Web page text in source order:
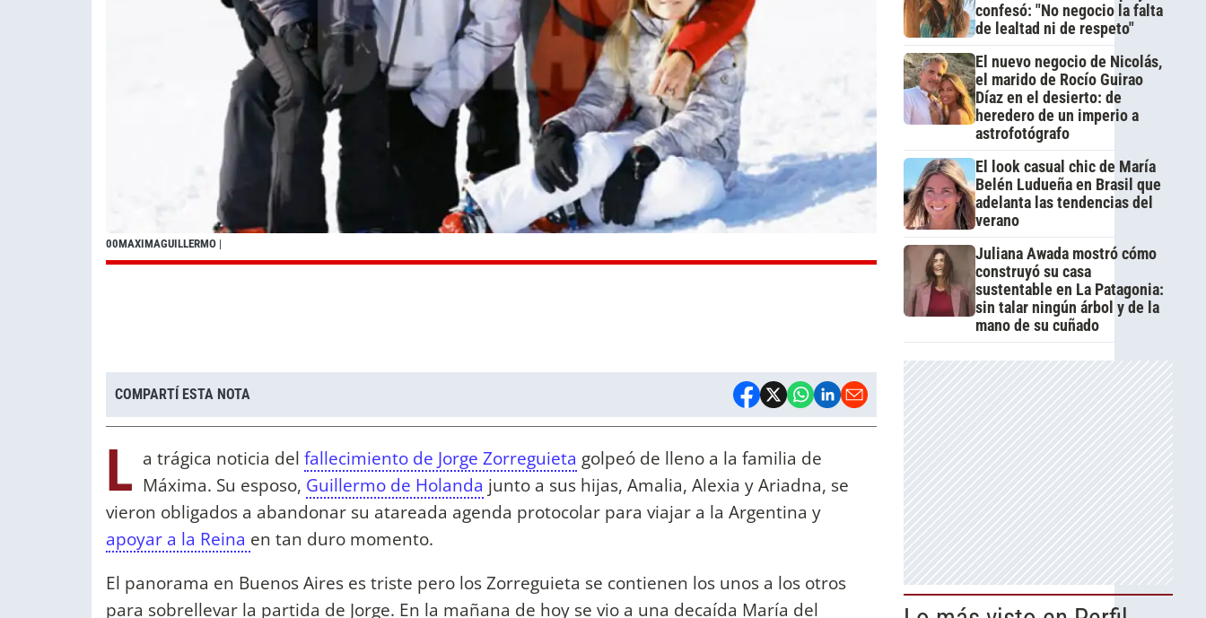
00MAXIMAGUILLERMO |
COMPARTÍ ESTA NOTA
L a trágica noticia del fallecimiento de Jorge Zorreguieta golpeó de lleno a la familia de
Máxima. Su esposo, Guillermo de Holanda junto a sus hijas, Amalia, Alexia y Ariadna, se
vieron obligados a abandonar su atareada agenda protocolar para viajar a la Argentina y
apoyar a la Reina en tan duro momento.
El panorama en Buenos Aires es triste pero los Zorreguieta se contienen los unos a los otros
para sobrellevar la partida de Jorge. En la mañana de hoy se vio a una decaída María del
confesó: "No negocio la falta
de lealtad ni de respeto"
El nuevo negocio de Nicolás,
el marido de Rocío Guirao
Díaz en el desierto: de
heredero de un imperio a
astrofotógrafo
El look casual chic de María
Belén Ludueña en Brasil que
adelanta las tendencias del
verano
Juliana Awada mostró cómo
construyó su casa
sustentable en La Patagonia:
sin talar ningún árbol y de la
mano de su cuñado